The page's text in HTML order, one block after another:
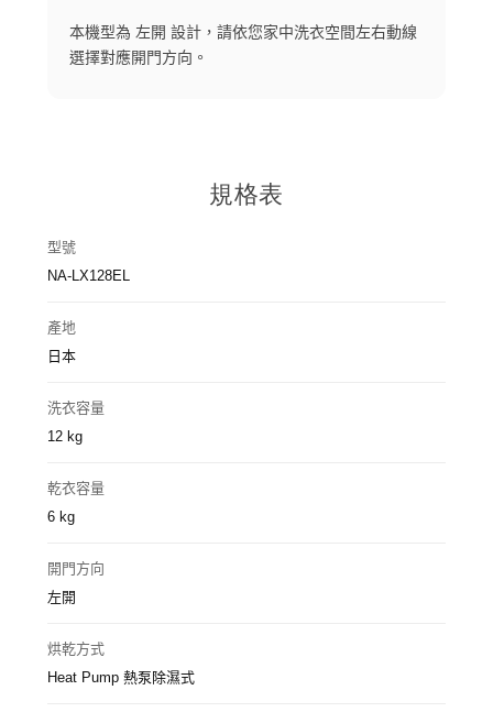
本機型為 左開 設計，請依您家中洗衣空間左右動線
選擇對應開門方向。
規格表
型號
NA-LX128EL
產地
日本
洗衣容量
12 kg
乾衣容量
6 kg
開門方向
左開
烘乾方式
Heat Pump 熱泵除濕式